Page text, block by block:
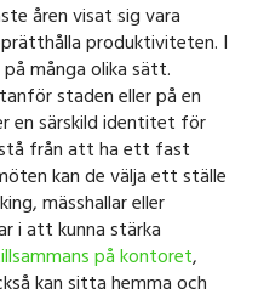
åren visat sig vara
produktiviteten. I
många olika sätt.
staden eller på en
en särskild identitet för
från att ha ett fast
kan de välja ett ställe
mässhallar eller
i att kunna stärka
på kontoret,